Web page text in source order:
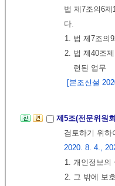
법 제7조의6
다.
1. 법 제7조의
2. 법 제40조
련된 업무
[본조신설
제5조(전문위원
검토하기 위하
2020. 8. 4.,
1. 개인정보의
2. 그 밖에 보